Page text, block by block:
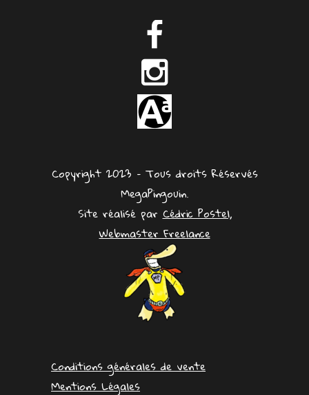
Copyright 2023 – Tous droits Réservés
MegaPingouin.
Site réalisé parCédric Postel,
Webmaster Freelance
Conditions générales de vente
Mentions Légales